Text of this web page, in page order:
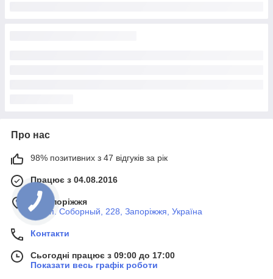
Про нас
98% позитивних з 47 відгуків за рік
Працює з 04.08.2016
м. Запоріжжя
просп. Соборный, 228, Запоріжжя, Україна
Контакти
Сьогодні працює з 09:00 до 17:00
Показати весь графік роботи